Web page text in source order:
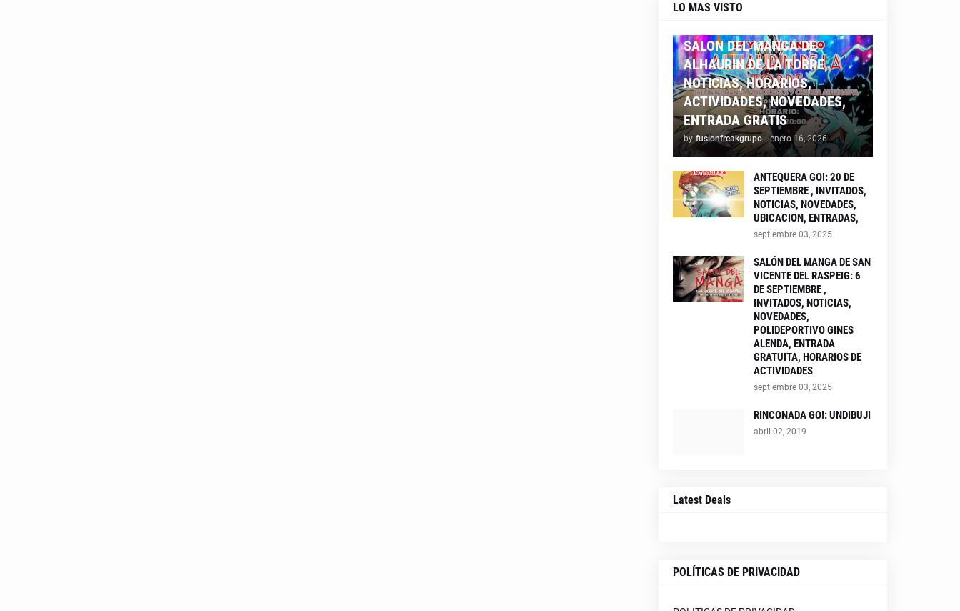
LO MAS VISTO
SALON DEL MANGA DE
ALHAURIN DE LA TORRE,
NOTICIAS, HORARIOS,
ACTIVIDADES, NOVEDADES,
ENTRADA GRATIS
by fusionfreakgrupo - enero 16, 2026
ANTEQUERA GO!: 20 DE
SEPTIEMBRE , INVITADOS,
NOTICIAS, NOVEDADES,
UBICACION, ENTRADAS,
septiembre 03, 2025
SALÓN DEL MANGA DE SAN
VICENTE DEL RASPEIG: 6
DE SEPTIEMBRE ,
INVITADOS, NOTICIAS,
NOVEDADES,
POLIDEPORTIVO GINES
ALENDA, ENTRADA
GRATUITA, HORARIOS DE
ACTIVIDADES
septiembre 03, 2025
RINCONADA GO!: UNDIBUJI
abril 02, 2019
Latest Deals
POLÍTICAS DE PRIVACIDAD